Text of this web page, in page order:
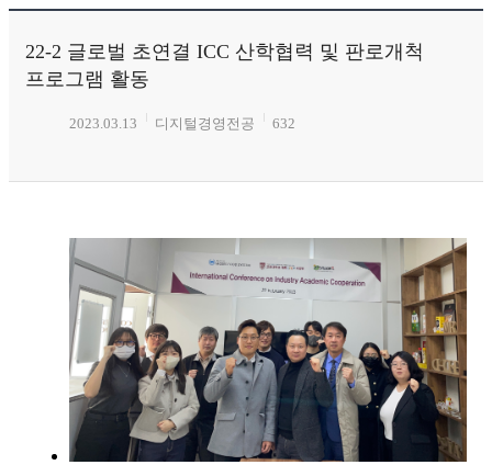
22-2 글로벌 초연결 ICC 산학협력 및 판로개척
프로그램 활동
2023.03.13 디지털경영전공 632